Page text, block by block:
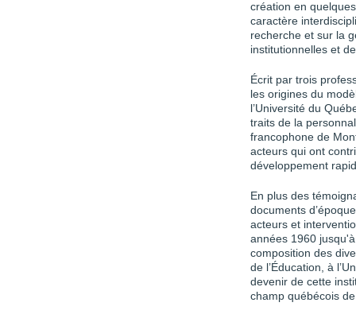
création en
caractère
recherche et sur la
institutionnelles et
Écrit par trois
les origines du
l’Université du
traits de la
francophone de
acteurs qui ont
développement
En plus des
documents
acteurs et
années 1960
composition des
de l’Éducation, à
devenir de cette
champ québécois